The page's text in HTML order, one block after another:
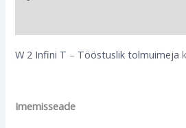
W 2 Infini T – Tööstuslik tolmuimeja
Imemisseade